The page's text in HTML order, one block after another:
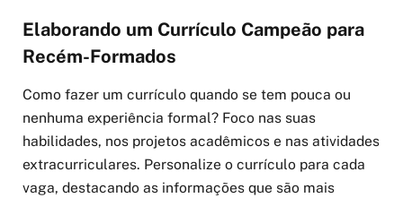
Elaborando um Currículo Campeão para
Recém-Formados
Como fazer um currículo quando se tem pouca ou
nenhuma experiência formal? Foco nas suas
habilidades, nos projetos acadêmicos e nas atividades
extracurriculares. Personalize o currículo para cada
vaga, destacando as informações que são mais